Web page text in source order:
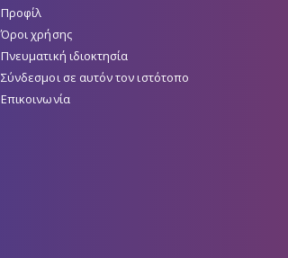
Προφίλ
Όροι χρήσης
Πνευματική ιδιοκτησία
Σύνδεσμοι σε αυτόν τον ιστότοπο
Επικοινωνία